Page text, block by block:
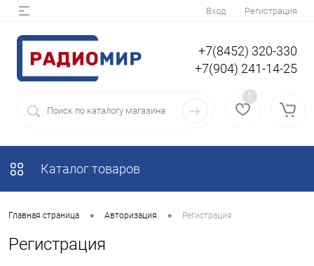
Вход Регистрация
+7(8452) 320-330
+7(904) 241-14-25
0
Каталог товаров
Главная страница • Авторизация • Регистрация
Регистрация